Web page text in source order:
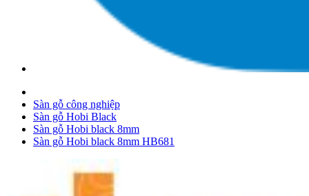
Sàn gỗ công nghiệp
Sàn gỗ Hobi Black
Sàn gỗ Hobi black 8mm
Sàn gỗ Hobi black 8mm HB681